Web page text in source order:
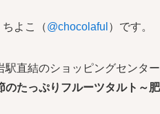
よこ（@chocolaful ）です。
駅直結のショッピングセンター
のたっぷりフルーツタルト～